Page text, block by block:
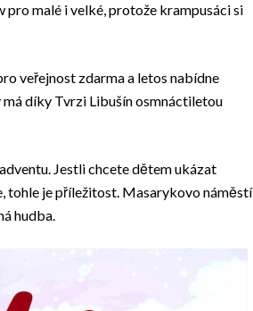
pro malé i velké, protože krampusáci si
veřejnost zdarma a letos nabídne
díky Tvrzi Libušín osmnáctiletou
Jestli chcete dětem ukázat
tohle je příležitost. Masarykovo náměstí
hudba.